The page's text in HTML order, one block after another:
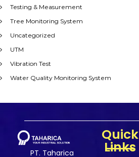
Testing & Measurement
Tree Monitoring System
Uncategorized
UTM
Vibration Test
Water Quality Monitoring System
PT. Taharica
Quick
Links